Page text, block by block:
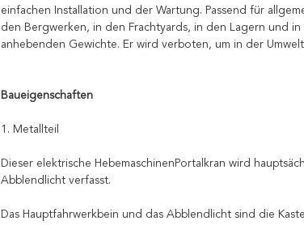
einfachen Installation und der Wartung. Passend für
den Bergwerken, in den Frachtyards, in den Lagern und
anhebenden Gewichte. Er wird verboten, um in der
Baueigenschaften
1. Metallteil
Dieser elektrische HebemaschinenPortalkran wird
Abblendlicht verfasst.
Das Hauptfahrwerkbein und das Abblendlicht sind die